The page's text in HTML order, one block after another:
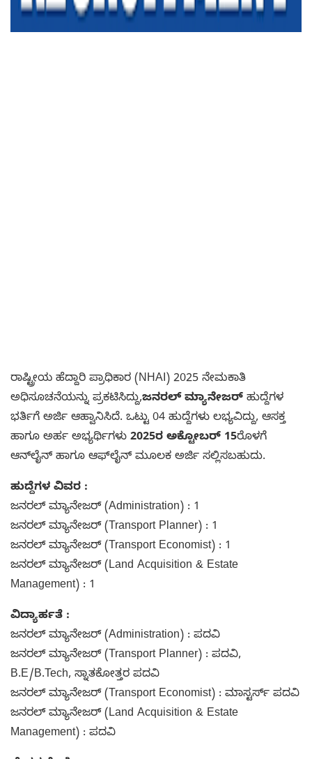
ರಾಷ್ಟ್ರೀಯ ಹೆದ್ದಾರಿ ಪ್ರಾಧಿಕಾರ (NHAI) 2025 ನೇಮಕಾತಿ
ಅಧಿಸೂಚನೆಯನ್ನು ಪ್ರಕಟಿಸಿದ್ದು,ಜನರಲ್ ಮ್ಯಾನೇಜರ್ ಹುದ್ದೆಗಳ
ಭರ್ತಿಗೆ ಅರ್ಜಿ ಆಹ್ವಾನಿಸಿದೆ. ಒಟ್ಟು 04 ಹುದ್ದೆಗಳು ಲಭ್ಯವಿದ್ದು, ಆಸಕ್ತ
ಹಾಗೂ ಅರ್ಹ ಅಭ್ಯರ್ಥಿಗಳು 2025ರ ಅಕ್ಟೋಬರ್ 15ರೊಳಗೆ
ಆನ್‌ಲೈನ್ ಹಾಗೂ ಆಫ್‌ಲೈನ್ ಮೂಲಕ ಅರ್ಜಿ ಸಲ್ಲಿಸಬಹುದು.
ಹುದ್ದೆಗಳ ವಿವರ :
ಜನರಲ್ ಮ್ಯಾನೇಜರ್ (Administration) : 1
ಜನರಲ್ ಮ್ಯಾನೇಜರ್ (Transport Planner) : 1
ಜನರಲ್ ಮ್ಯಾನೇಜರ್ (Transport Economist) : 1
ಜನರಲ್ ಮ್ಯಾನೇಜರ್ (Land Acquisition & Estate
Management) : 1
ವಿದ್ಯಾರ್ಹತೆ :
ಜನರಲ್ ಮ್ಯಾನೇಜರ್ (Administration) : ಪದವಿ
ಜನರಲ್ ಮ್ಯಾನೇಜರ್ (Transport Planner) : ಪದವಿ,
B.E/B.Tech, ಸ್ನಾತಕೋತ್ತರ ಪದವಿ
ಜನರಲ್ ಮ್ಯಾನೇಜರ್ (Transport Economist) : ಮಾಸ್ಟರ್ಸ್ ಪದವಿ
ಜನರಲ್ ಮ್ಯಾನೇಜರ್ (Land Acquisition & Estate
Management) : ಪದವಿ